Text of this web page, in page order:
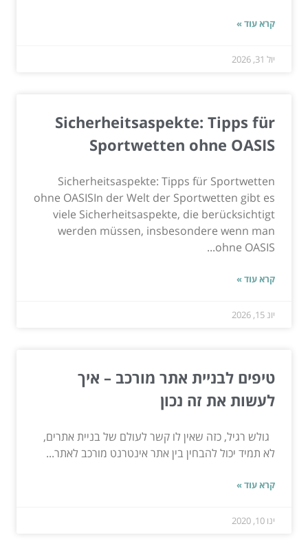
קרא עוד »
יול 31, 2026
Sicherheitsaspekte: Tipps für
Sportwetten ohne OASIS
Sicherheitsaspekte: Tipps für Sportwetten
ohne OASISIn der Welt der Sportwetten gibt es
viele Sicherheitsaspekte, die berücksichtigt
werden müssen, insbesondere wenn man
ohne OASIS...
קרא עוד »
יונ 15, 2026
טיפים לבניית אתר מורכב – איך
לעשות את זה נכון
גולש רגיל, כזה שאין לו קשר לעולם של בניית אתרים,
לא תמיד יכול להבחין בין אתר אינטרנט מורכב לאתר...
קרא עוד »
ינו 10, 2020